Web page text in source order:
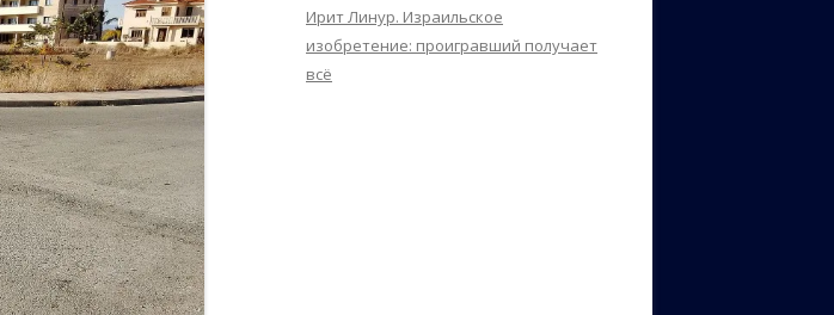
Ирит Линур. Израильское
изобретение: проигравший получает
всё